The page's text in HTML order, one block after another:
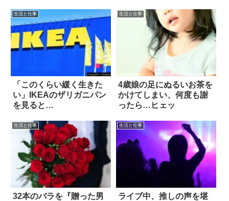
生活と仕事
「このくらい緩く生きた
い」IKEAのザリガニパン
を見ると…
生活と仕事
4歳娘の足にぬるいお茶を
かけてしまい、何度も謝
ったら…ヒェッ
生活と仕事
32本のバラを『贈った男
生活と仕事
ライブ中、推しの声を堪